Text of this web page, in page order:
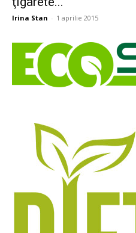
Irina Stan - 1 aprilie 2015